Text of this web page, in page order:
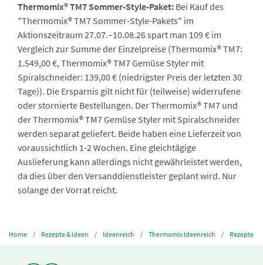
Thermomix® TM7 Sommer-Style-Paket: Bei Kauf des
"Thermomix® TM7 Sommer-Style-Pakets" im
Aktionszeitraum 27.07.–10.08.26 spart man 109 € im
Vergleich zur Summe der Einzelpreise (Thermomix® TM7:
1.549,00 €, Thermomix® TM7 Gemüse Styler mit
Spiralschneider: 139,00 € (niedrigster Preis der letzten 30
Tage)). Die Ersparnis gilt nicht für (teilweise) widerrufene
oder stornierte Bestellungen. Der Thermomix® TM7 und
der Thermomix® TM7 Gemüse Styler mit Spiralschneider
werden separat geliefert. Beide haben eine Lieferzeit von
voraussichtlich 1-2 Wochen. Eine gleichtägige
Auslieferung kann allerdings nicht gewährleistet werden,
da dies über den Versanddienstleister geplant wird. Nur
solange der Vorrat reicht.
Home Rezepte & Ideen Ideenreich Thermomix Ideenreich Rezepte